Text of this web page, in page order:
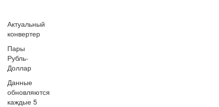
Актуальный
конвертер
Пары
Рубль-
Доллар
Данные
обновляются
каждые 5